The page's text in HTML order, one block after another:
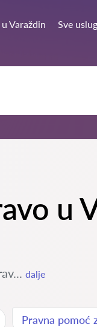
Varaždin Sve
u
dalje
Pravna pomoć